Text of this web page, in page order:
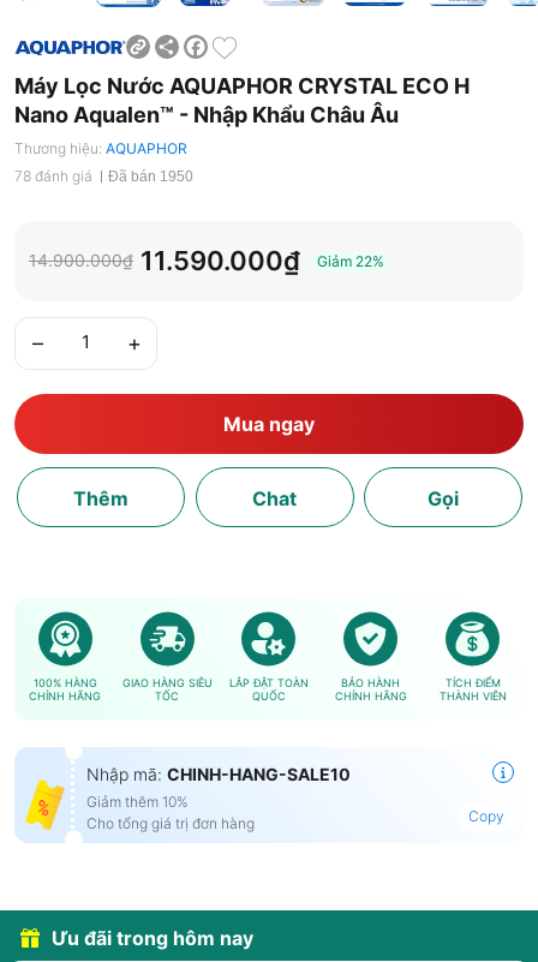
ShareFacebook
Máy Lọc Nước AQUAPHOR CRYSTAL ECO H
Nano Aqualen™ - Nhập Khẩu Châu Âu
Thương hiệu: AQUAPHOR
78 đánh giá
Đã bán 1950
14.900.000₫ 11.590.000₫ Giảm 22%
– +
Mua ngay
Thêm Chat Gọi
100% HÀNG
CHÍNH HÃNG
GIAO HÀNG SIÊU
TỐC
LẮP ĐẶT TOÀN
QUỐC
BẢO HÀNH
CHÍNH HÃNG
TÍCH ĐIỂM
THÀNH VIÊN
Nhập mã: CHINH-HANG-SALE10
Giảm thêm 10%
Cho tổng giá trị đơn hàng
Copy
Ưu đãi trong hôm nay